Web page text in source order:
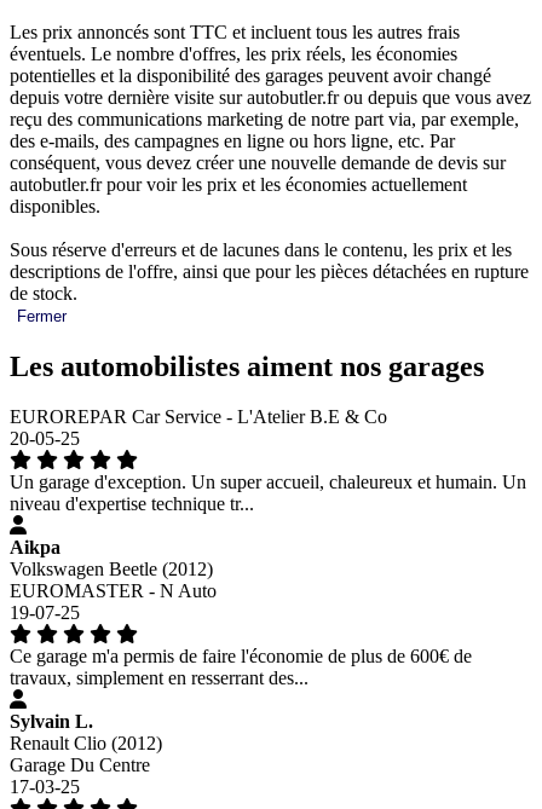
Les prix annoncés sont TTC et incluent tous les autres frais
éventuels. Le nombre d'offres, les prix réels, les économies
potentielles et la disponibilité des garages peuvent avoir changé
depuis votre dernière visite sur autobutler.fr ou depuis que vous avez
reçu des communications marketing de notre part via, par exemple,
des e-mails, des campagnes en ligne ou hors ligne, etc. Par
conséquent, vous devez créer une nouvelle demande de devis sur
autobutler.fr pour voir les prix et les économies actuellement
disponibles.
Sous réserve d'erreurs et de lacunes dans le contenu, les prix et les
descriptions de l'offre, ainsi que pour les pièces détachées en rupture
de stock.
Fermer
Les automobilistes aiment nos garages
EUROREPAR Car Service - L'Atelier B.E & Co
20-05-25
Un garage d'exception. Un super accueil, chaleureux et humain. Un
niveau d'expertise technique tr...
Aikpa
Volkswagen Beetle (2012)
EUROMASTER - N Auto
19-07-25
Ce garage m'a permis de faire l'économie de plus de 600€ de
travaux, simplement en resserrant des...
Sylvain L.
Renault Clio (2012)
Garage Du Centre
17-03-25